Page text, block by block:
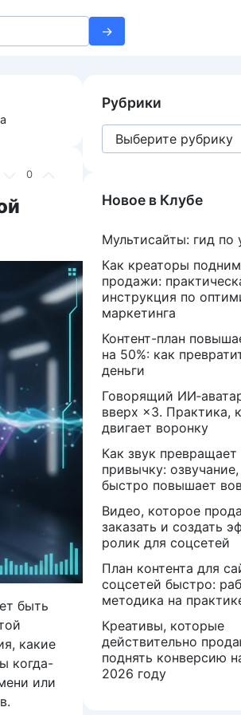
0
быть
какие
когда-
или
Рубрики
Рубрики
Новое в Клубе
Мультисайты: гид по
Как креаторы
продажи:
инструкция по
маркетинга
Контент-план
на 50%: как
деньги
Говорящий
вверх ×3. Практика,
двигает воронку
Как звук
привычку:
быстро повышает
Видео, которое
заказать и создать
ролик для соцсетей
План контента для
соцсетей быстро:
методика на
Креативы, которые
действительно
поднять конверсию
2026 году